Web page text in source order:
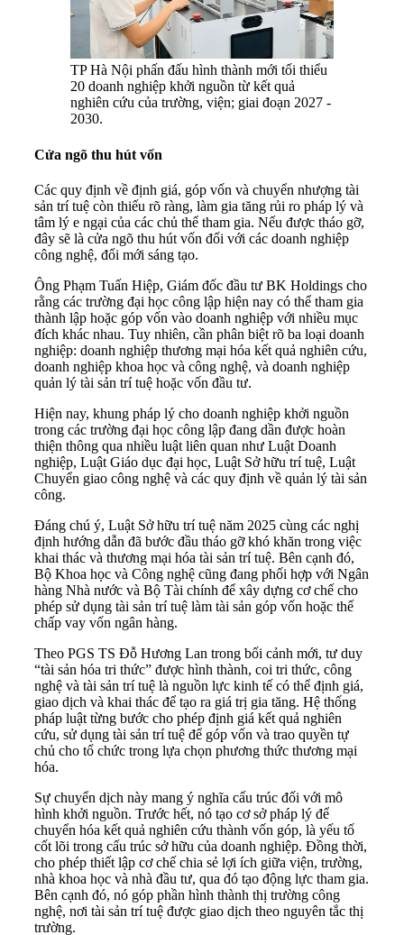
TP Hà Nội phấn đấu hình thành mới tối thiểu
20 doanh nghiệp khởi nguồn từ kết quả
nghiên cứu của trường, viện; giai đoạn 2027 -
2030.
Cửa ngõ thu hút vốn
Các quy định về định giá, góp vốn và chuyển nhượng tài
sản trí tuệ còn thiếu rõ ràng, làm gia tăng rủi ro pháp lý và
tâm lý e ngại của các chủ thể tham gia. Nếu được tháo gỡ,
đây sẽ là cửa ngõ thu hút vốn đối với các doanh nghiệp
công nghệ, đổi mới sáng tạo.
Ông Phạm Tuấn Hiệp, Giám đốc đầu tư BK Holdings cho
rằng các trường đại học công lập hiện nay có thể tham gia
thành lập hoặc góp vốn vào doanh nghiệp với nhiều mục
đích khác nhau. Tuy nhiên, cần phân biệt rõ ba loại doanh
nghiệp: doanh nghiệp thương mại hóa kết quả nghiên cứu,
doanh nghiệp khoa học và công nghệ, và doanh nghiệp
quản lý tài sản trí tuệ hoặc vốn đầu tư.
Hiện nay, khung pháp lý cho doanh nghiệp khởi nguồn
trong các trường đại học công lập đang dần được hoàn
thiện thông qua nhiều luật liên quan như Luật Doanh
nghiệp, Luật Giáo dục đại học, Luật Sở hữu trí tuệ, Luật
Chuyển giao công nghệ và các quy định về quản lý tài sản
công.
Đáng chú ý, Luật Sở hữu trí tuệ năm 2025 cùng các nghị
định hướng dẫn đã bước đầu tháo gỡ khó khăn trong việc
khai thác và thương mại hóa tài sản trí tuệ. Bên cạnh đó,
Bộ Khoa học và Công nghệ cũng đang phối hợp với Ngân
hàng Nhà nước và Bộ Tài chính để xây dựng cơ chế cho
phép sử dụng tài sản trí tuệ làm tài sản góp vốn hoặc thế
chấp vay vốn ngân hàng.
Theo PGS TS Đỗ Hương Lan trong bối cảnh mới, tư duy
“tài sản hóa tri thức” được hình thành, coi tri thức, công
nghệ và tài sản trí tuệ là nguồn lực kinh tế có thể định giá,
giao dịch và khai thác để tạo ra giá trị gia tăng. Hệ thống
pháp luật từng bước cho phép định giá kết quả nghiên
cứu, sử dụng tài sản trí tuệ để góp vốn và trao quyền tự
chủ cho tổ chức trong lựa chọn phương thức thương mại
hóa.
Sự chuyển dịch này mang ý nghĩa cấu trúc đối với mô
hình khởi nguồn. Trước hết, nó tạo cơ sở pháp lý để
chuyển hóa kết quả nghiên cứu thành vốn góp, là yếu tố
cốt lõi trong cấu trúc sở hữu của doanh nghiệp. Đồng thời,
cho phép thiết lập cơ chế chia sẻ lợi ích giữa viện, trường,
nhà khoa học và nhà đầu tư, qua đó tạo động lực tham gia.
Bên cạnh đó, nó góp phần hình thành thị trường công
nghệ, nơi tài sản trí tuệ được giao dịch theo nguyên tắc thị
trường.